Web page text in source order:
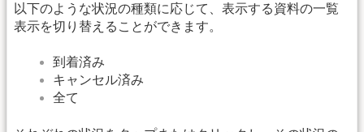
以下のような状況の種類に応じて、表示する資料の一覧
表示を切り替えることができます。
到着済み
キャンセル済み
全て